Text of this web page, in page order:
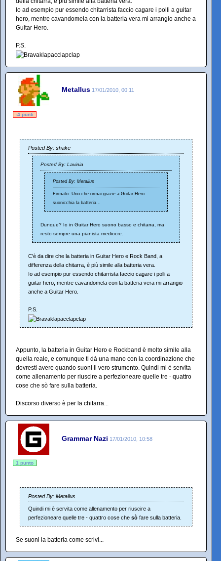
Io ad esempio pur essendo chitarrista faccio cagare i polli a guitar
hero, mentre cavandomela con la batteria vera mi arrangio anche a
Guitar Hero.
P.S.
Metallus 17/01/2010, 00:11
-4 punti
Posted By: shake
Posted By: Lavinia
Posted By: Metallus
Firmato: Uno che ormai grazie a Guitar Hero
suonicchia la batteria...
Dunque? Io in Guitar Hero suono basso e chitarra, ma
resto sempre una pianista mediocre.
C'è da dire che la batteria in Guitar Hero e Rock Band, a
differenza della chitarra, è più simile alla batteria vera.
Io ad esempio pur essendo chitarrista faccio cagare i polli a
guitar hero, mentre cavandomela con la batteria vera mi arrangio
anche a Guitar Hero.
P.S.
Appunto, la batteria in Guitar Hero e Rockband è molto simile alla
quella reale, e comunque ti dà una mano con la coordinazione che
dovresti avere quando suoni il vero strumento. Quindi mi è servita
come allenamento per riuscire a perfezioneare quelle tre - quattro
cose che sò fare sulla batteria.
Discorso diverso è per la chitarra...
Grammar Nazi 17/01/2010, 10:58
1 punto
Posted By: Metallus
Quindi mi è servita come allenamento per riuscire a
perfezioneare quelle tre - quattro cose che sò fare sulla batteria.
Se suoni la batteria come scrivi...